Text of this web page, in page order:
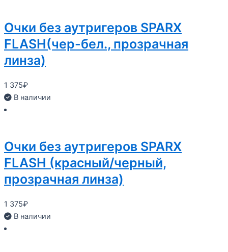
Очки без аутригеров SPARX
FLASH(чер-бел., прозрачная
линза)
1 375₽
В наличии
Очки без аутригеров SPARX
FLASH (красный/черный,
прозрачная линза)
1 375₽
В наличии